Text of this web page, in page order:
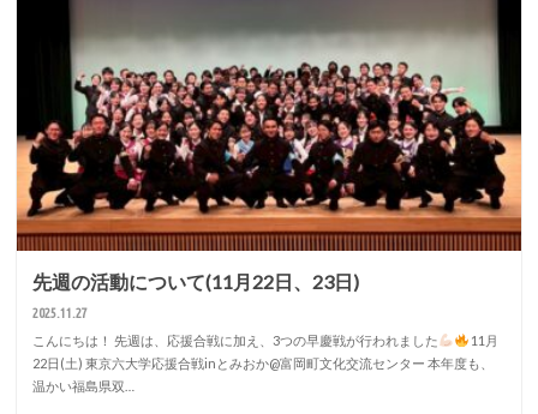
先週の活動について(11月22日、23日)
2025.11.27
こんにちは！ 先週は、応援合戦に加え、3つの早慶戦が行われました
11月
22日(土) 東京六大学応援合戦inとみおか@富岡町文化交流センター 本年度も、
温かい福島県双…